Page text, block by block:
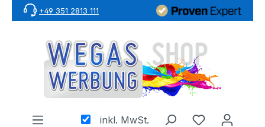
Zum Hauptinhalt springen
+49 351 2813 111
inkl. MwSt.